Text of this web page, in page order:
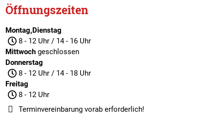
Öffnungszeiten
Montag,Dienstag
8 - 12 Uhr / 14 - 16 Uhr
Mittwochgeschlossen
Donnerstag
8 - 12 Uhr / 14 - 18 Uhr
Freitag
8 - 12 Uhr
Terminvereinbarungvorab erforderlich!